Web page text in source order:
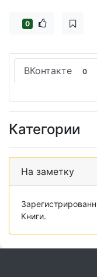
0
ВКонтакте 0
Категории
На заметку
Книги.